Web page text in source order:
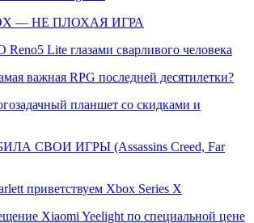
— НЕ ПЛОХАЯ ИГРА
Reno5 Lite глазами сварливого человека
важная RPG последней десятилетки?
планшет со скидками и
СВОИ ИГРЫ (Assassins Creed, Far
приветствуем Xbox Series X
Xiaomi Yeelight по специальной цене